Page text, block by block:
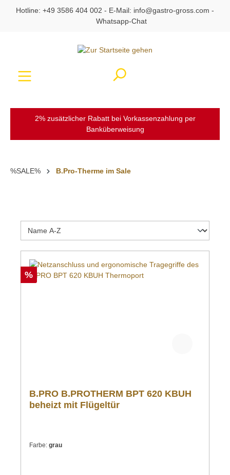
springen
Hotline: +49 3586 404 002 - E-Mail: info@gastro-gross.com -
Whatsapp-Chat
2% zusätzlicher Rabatt bei Vorkassenzahlung per
Banküberweisung
%SALE% B.Pro-Therme im Sale
%
B.PRO B.PROTHERM BPT 620 KBUH
beheizt mit Flügeltür
Farbe: grau